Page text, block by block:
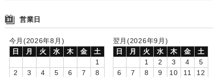
選ばれ続ける理由
お客様の声
営業日
今月(2026年8月)
日
月 火 水 木 金
土
1
2
3 4 5 6 7
8
翌月(2026年9月)
日
月 火 水 木 金
土
1
2 3 4
5
6
7 8 9 10 11
12